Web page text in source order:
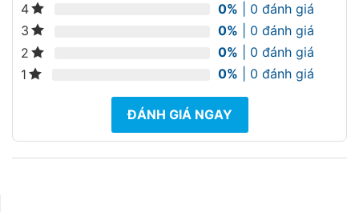
4
0% | 0 đánh giá
3
0% | 0 đánh giá
2
0% | 0 đánh giá
1
0% | 0 đánh giá
ĐÁNH GIÁ NGAY